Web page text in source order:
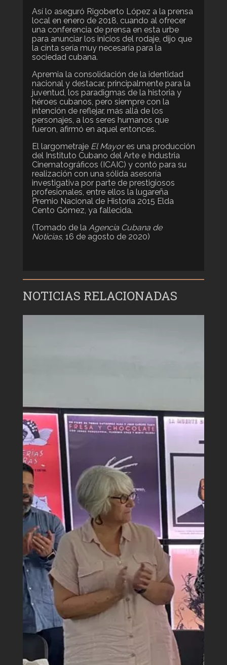
Así lo aseguró Rigoberto López a la prensa
local en enero de 2018, cuando al ofrecer
una conferencia de prensa en esta urbe
para anunciar los inicios del rodaje, dijo que
la cinta sería muy necesaria para la
sociedad cubana.
Apremia la consolidación de la identidad
nacional y destacar, principalmente para la
juventud, los paradigmas de la historia y
héroes cubanos, pero siempre con la
intención de reflejar, más allá de los
personajes, a los seres humanos que
fueron, afirmó en aquel entonces.
El largometraje El Mayores una producción
del Instituto Cubano del Arte e Industria
Cinematográficos (ICAIC) y contó para su
realización con una sólida asesoría
investigativa por parte de prestigiosos
profesionales, entre ellos la lugareña
Premio Nacional de Historia 2015 Elda
Cento Gómez, ya fallecida.
(Tomado de la Agencia Cubana de
Noticias, 16 de agosto de 2020)
NOTICIAS RELACIONADAS